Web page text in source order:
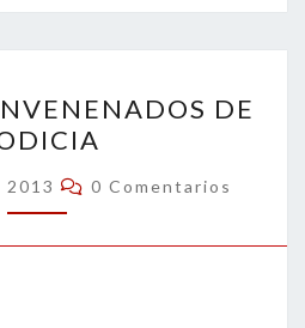
l
p
ar
tir
ENVENENADOS
DE
CODICIA
DE
2013 Comentarios
0 Comentarios